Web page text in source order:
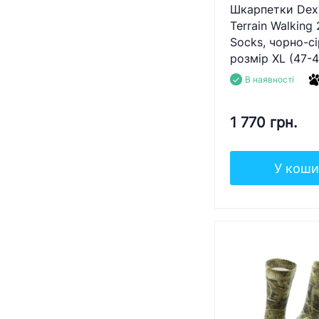
Шкарпетки
Terrain Walking
Socks, чорно-
розмір XL (47-
В наявності
1 770 грн.
У